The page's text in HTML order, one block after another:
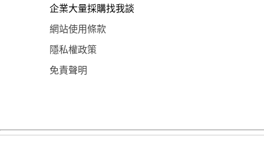
企業大量採購找我談
網站使用條款
隱私權政策
免責聲明